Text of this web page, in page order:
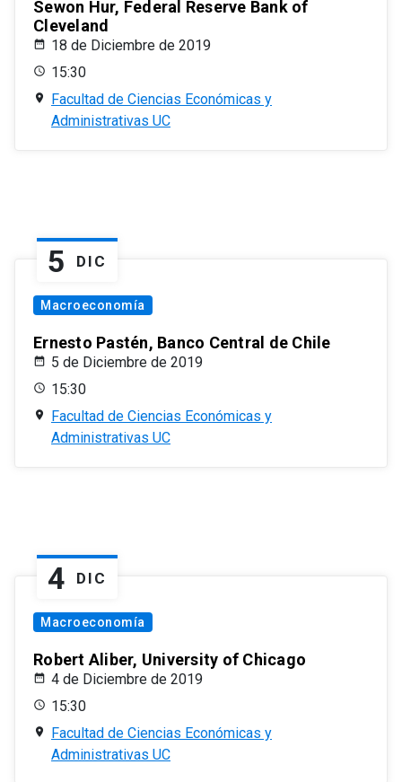
Sewon Hur, Federal Reserve Bank of
Cleveland
18 de Diciembre de 2019
15:30
Facultad de Ciencias Económicas y
Administrativas UC
5 DIC
Macroeconomía
Ernesto Pastén, Banco Central de Chile
5 de Diciembre de 2019
15:30
Facultad de Ciencias Económicas y
Administrativas UC
4 DIC
Macroeconomía
Robert Aliber, University of Chicago
4 de Diciembre de 2019
15:30
Facultad de Ciencias Económicas y
Administrativas UC